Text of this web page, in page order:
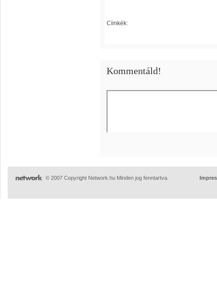
Címkék:
Kommentáld!
© 2007 Copyright Network.hu Minden jog fenntartva.